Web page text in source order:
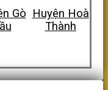
Gò
Huyện Hoà
Thành